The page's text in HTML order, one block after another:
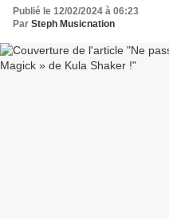
Publié le 12/02/2024 à 06:23
Par Steph Musicnation